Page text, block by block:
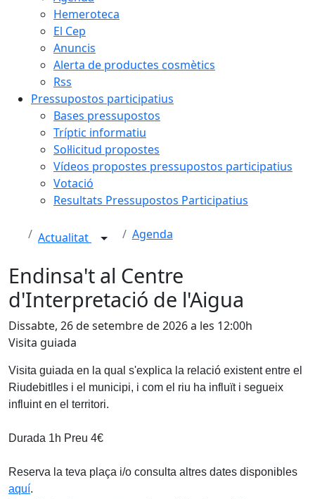
Hemeroteca
El Cep
Anuncis
Alerta de productes cosmètics
Rss
Pressupostos participatius
Bases pressupostos
Tríptic informatiu
Sol·licitud propostes
Vídeos propostes pressupostos participatius
Votació
Resultats Pressupostos Participatius
Actualitat Agenda
Endinsa't al Centre
d'Interpretació de l'Aigua
Dissabte, 26 de setembre de 2026 a les 12:00h
Visita guiada
Visita guiada en la qual s'explica la relació existent entre el
Riudebitlles i el municipi, i com el riu ha influït i segueix
influint en el territori.
Durada 1h Preu 4€
Reserva la teva plaça i/o consulta altres dates disponibles
aquí.